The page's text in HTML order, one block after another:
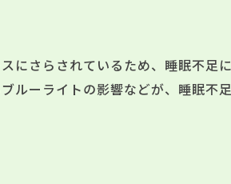
にさらされているため、睡眠不足
ルーライトの影響などが、睡眠